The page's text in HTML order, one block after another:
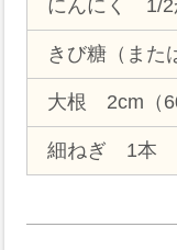
にんにく 1/2
きび糖（ま
大根 2cm（
細ねぎ 1本